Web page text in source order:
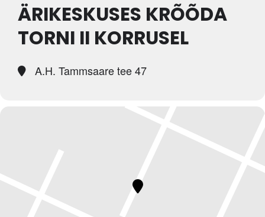
Tegevused
Publikatsioonid
Arvamus
ÄRIKESKUSES KRÕÕDA
TORNI II KORRUSEL
A.H. Tammsaare tee 47